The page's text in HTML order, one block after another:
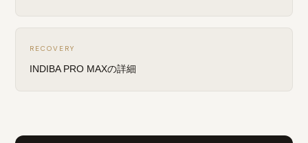
RECOVERY
INDIBA PRO MAXの詳細